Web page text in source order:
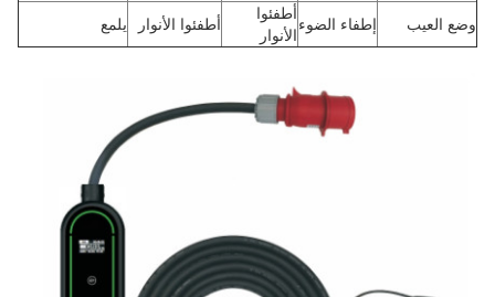
وضع العيب إطفاء الضوء
أطفئوا
الأنوار
أطفئوا الأنوار يلمع